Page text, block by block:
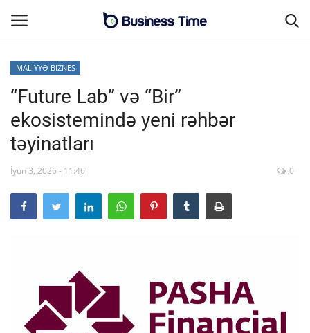
Əsas səhifə
MALİYYƏ-BİZNES
Əlaqə
SƏNAYE-İNFRASTRUKTUR
SİYASƏT
MALİYYƏ-BİZNES
“Future Lab” və “Bir”
ekosistemində yeni rəhbər
təyinatları
İyun 3, 2026 - 11:46 0